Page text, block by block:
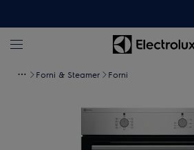
Forni & Steamer Forni